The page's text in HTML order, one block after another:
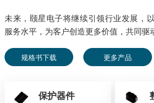
未来，颐星电子将继续引领行业发展，
服务水平，为客户创造更多价值，共同驱
规格书下载 更多产品
保护器件